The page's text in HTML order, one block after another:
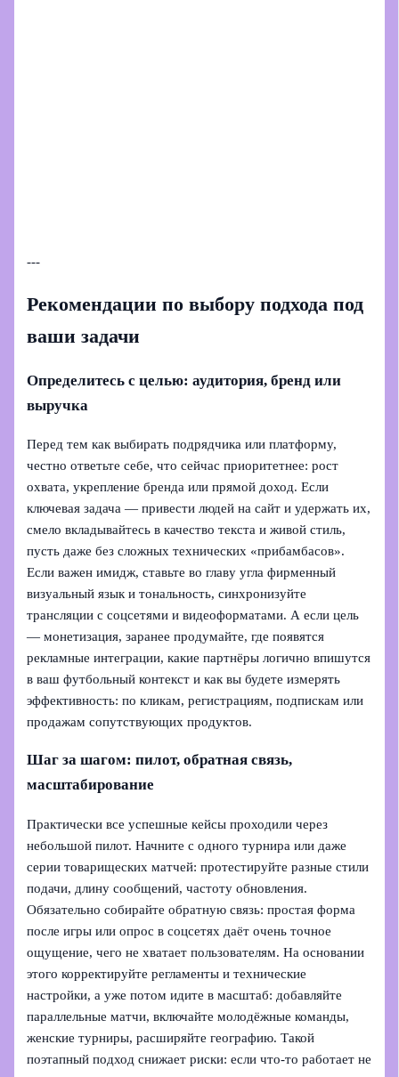
---
Рекомендации по выбору подхода под
ваши задачи
Определитесь с целью: аудитория, бренд или
выручка
Перед тем как выбирать подрядчика или платформу,
честно ответьте себе, что сейчас приоритетнее: рост
охвата, укрепление бренда или прямой доход. Если
ключевая задача — привести людей на сайт и удержать их,
смело вкладывайтесь в качество текста и живой стиль,
пусть даже без сложных технических «прибамбасов».
Если важен имидж, ставьте во главу угла фирменный
визуальный язык и тональность, синхронизуйте
трансляции с соцсетями и видеоформатами. А если цель
— монетизация, заранее продумайте, где появятся
рекламные интеграции, какие партнёры логично впишутся
в ваш футбольный контекст и как вы будете измерять
эффективность: по кликам, регистрациям, подпискам или
продажам сопутствующих продуктов.
Шаг за шагом: пилот, обратная связь,
масштабирование
Практически все успешные кейсы проходили через
небольшой пилот. Начните с одного турнира или даже
серии товарищеских матчей: протестируйте разные стили
подачи, длину сообщений, частоту обновления.
Обязательно собирайте обратную связь: простая форма
после игры или опрос в соцсетях даёт очень точное
ощущение, чего не хватает пользователям. На основании
этого корректируйте регламенты и технические
настройки, а уже потом идите в масштаб: добавляйте
параллельные матчи, включайте молодёжные команды,
женские турниры, расширяйте географию. Такой
поэтапный подход снижает риски: если что‑то работает не